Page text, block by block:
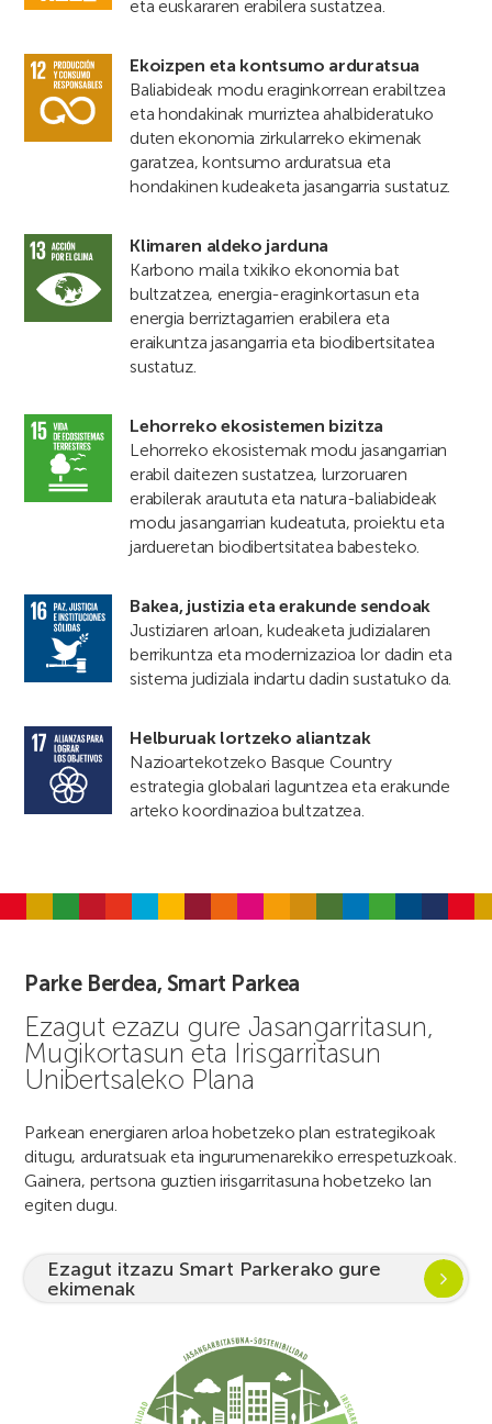
eta euskararen erabilera sustatzea.
Ekoizpen eta kontsumo arduratsua
Baliabideak modu eraginkorrean erabiltzea
eta hondakinak murriztea ahalbideratuko
duten ekonomia zirkularreko ekimenak
garatzea, kontsumo arduratsua eta
hondakinen kudeaketa jasangarria sustatuz.
Klimaren aldeko jarduna
Karbono maila txikiko ekonomia bat
bultzatzea, energia-eraginkortasun eta
energia berriztagarrien erabilera eta
eraikuntza jasangarria eta biodibertsitatea
sustatuz.
Lehorreko ekosistemen bizitza
Lehorreko ekosistemak modu jasangarrian
erabil daitezen sustatzea, lurzoruaren
erabilerak araututa eta natura-baliabideak
modu jasangarrian kudeatuta, proiektu eta
jardueretan biodibertsitatea babesteko.
Bakea, justizia eta erakunde sendoak
Justiziaren arloan, kudeaketa judizialaren
berrikuntza eta modernizazioa lor dadin eta
sistema judiziala indartu dadin sustatuko da.
Helburuak lortzeko aliantzak
Nazioartekotzeko Basque Country
estrategia globalari laguntzea eta erakunde
arteko koordinazioa bultzatzea.
Parke Berdea, Smart Parkea
Ezagut ezazu gure Jasangarritasun,
Mugikortasun eta Irisgarritasun
Unibertsaleko Plana
Parkean energiaren arloa hobetzeko plan estrategikoak
ditugu, arduratsuak eta ingurumenarekiko errespetuzkoak.
Gainera, pertsona guztien irisgarritasuna hobetzeko lan
egiten dugu.
Ezagut itzazu Smart Parkerako gure
ekimenak